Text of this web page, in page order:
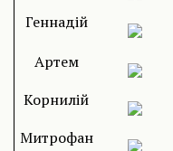
Геннадій
Артем
Корнилій
Митрофан